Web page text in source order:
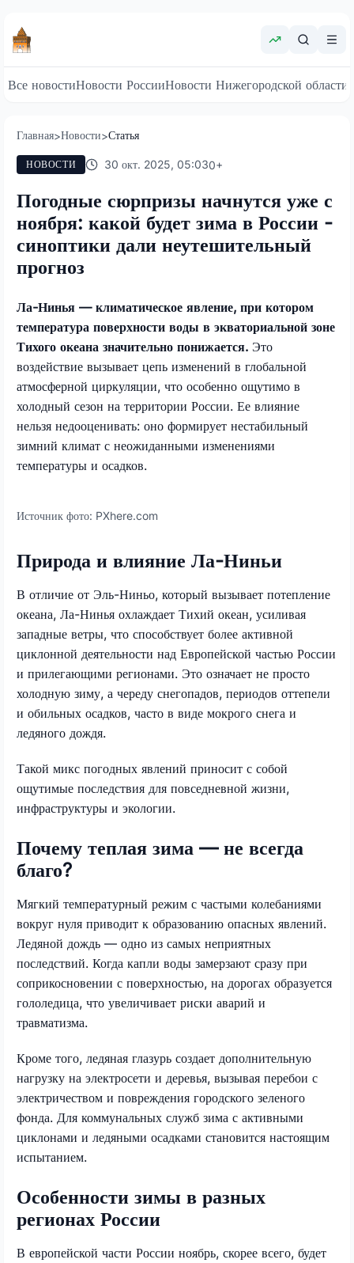
Все новостиНовости РоссииНовости Нижегородской области
Главная>Новости>Статья
НОВОСТИ 30 окт. 2025, 05:030+
Погодные сюрпризы начнутся уже с
ноября: какой будет зима в России -
синоптики дали неутешительный
прогноз
Ла-Нинья — климатическое явление, при котором
температура поверхности воды в экваториальной зоне
Тихого океана значительно понижается. Это
воздействие вызывает цепь изменений в глобальной
атмосферной циркуляции, что особенно ощутимо в
холодный сезон на территории России. Ее влияние
нельзя недооценивать: оно формирует нестабильный
зимний климат с неожиданными изменениями
температуры и осадков.
Источник фото: PXhere.com
Природа и влияние Ла-Ниньи
В отличие от Эль-Ниньо, который вызывает потепление
океана, Ла-Нинья охлаждает Тихий океан, усиливая
западные ветры, что способствует более активной
циклонной деятельности над Европейской частью России
и прилегающими регионами. Это означает не просто
холодную зиму, а череду снегопадов, периодов оттепели
и обильных осадков, часто в виде мокрого снега и
ледяного дождя.
Такой микс погодных явлений приносит с собой
ощутимые последствия для повседневной жизни,
инфраструктуры и экологии.
Почему теплая зима — не всегда
благо?
Мягкий температурный режим с частыми колебаниями
вокруг нуля приводит к образованию опасных явлений.
Ледяной дождь — одно из самых неприятных
последствий. Когда капли воды замерзают сразу при
соприкосновении с поверхностью, на дорогах образуется
гололедица, что увеличивает риски аварий и
травматизма.
Кроме того, ледяная глазурь создает дополнительную
нагрузку на электросети и деревья, вызывая перебои с
электричеством и повреждения городского зеленого
фонда. Для коммунальных служб зима с активными
циклонами и ледяными осадками становится настоящим
испытанием.
Особенности зимы в разных
регионах России
В европейской части России ноябрь, скорее всего, будет